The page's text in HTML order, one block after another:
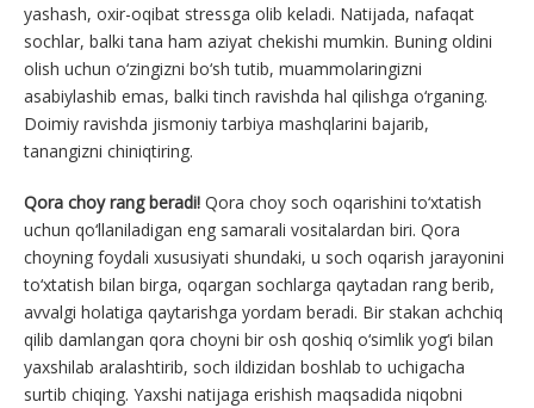
yashash, oxir-oqibat stressga olib keladi. Natijada, nafaqat
sochlar, balki tana ham aziyat chekishi mumkin. Buning oldini
olish uchun o‘zingizni bo‘sh tutib, muammolaringizni
asabiylashib emas, balki tinch ravishda hal qilishga o‘rganing.
Doimiy ravishda jismoniy tarbiya mashqlarini bajarib,
tanangizni chiniqtiring.
Qora choy rang beradi! Qora choy soch oqarishini to‘xtatish
uchun qo‘llaniladigan eng samarali vositalardan biri. Qora
choyning foydali xususiyati shundaki, u soch oqarish jarayonini
to‘xtatish bilan birga, oqargan sochlarga qaytadan rang berib,
avvalgi holatiga qaytarishga yordam beradi. Bir stakan achchiq
qilib damlangan qora choyni bir osh qoshiq o‘simlik yog‘i bilan
yaxshilab aralashtirib, soch ildizidan boshlab to uchigacha
surtib chiqing. Yaxshi natijaga erishish maqsadida niqobni